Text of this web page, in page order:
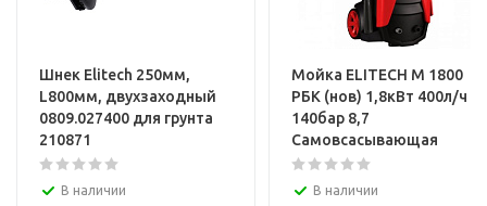
Шнек Elitech 250мм,
L800мм, двухзаходный
0809.027400 для грунта
210871
В наличии
Мойка ELITECH М 1800
РБК (нов) 1,8кВт 400л/ч
140бар 8,7
Самовсасывающая
В наличии